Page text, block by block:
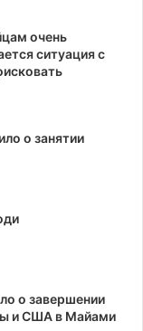
очень
ситуация с
о занятии
о завершении
и США в Майами